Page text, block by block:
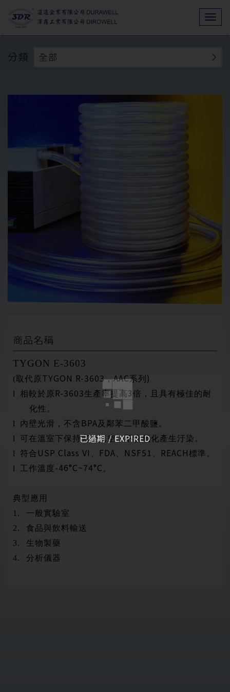
分類 全部
商品名稱
TYGON E-3603
(取代原 TYGON R-3603，AAC系列 )
l 相較於原 R-3603生產率提高3倍，且具有極佳的耐
化性。
l
內壁光滑，不含 BPA及鄰苯二甲酸鹽。
l
可在溫室下保持完全真空，不會氧化產生汙染。
l
符合 USP Class VI FDA NSF51 REACH標準。
l
工作溫度-46°C~74°C 。
典型應用
1.
一般實驗室
2.
食品與飲料輸送
3.
生物製藥
4.
分析儀器
已過期 / EXPIRED